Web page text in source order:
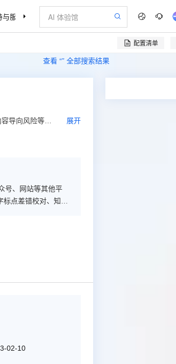
与服务 了解阿里云
查看 “” 全部搜索结果
配置清单
导向风险等内
展开
号、网站等其他平
点差错校对、知识
02-10